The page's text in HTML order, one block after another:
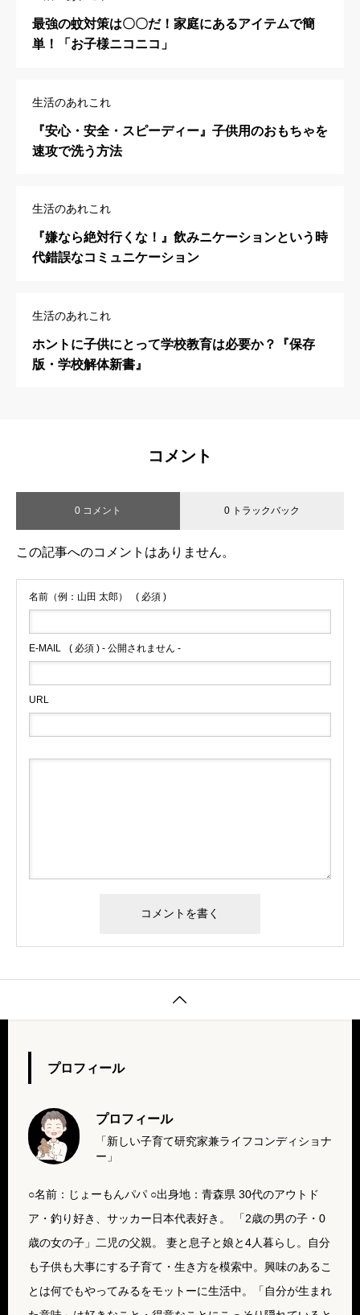
最強の蚊対策は〇〇だ！家庭にあるアイテムで簡
単！「お子様ニコニコ」
生活のあれこれ
『安心・安全・スピーディー』子供用のおもちゃを
速攻で洗う方法
生活のあれこれ
『嫌なら絶対行くな！』飲みニケーションという時
代錯誤なコミュニケーション
生活のあれこれ
ホントに子供にとって学校教育は必要か？『保存
版・学校解体新書』
コメント
0 コメント 0 トラックバック
この記事へのコメントはありません。
名前（例：山田 太郎） ( 必須 )
E-MAIL ( 必須 ) - 公開されません -
URL

プロフィール
プロフィール
「新しい子育て研究家兼ライフコンディショナ
ー」
○名前：じょーもんパパ ○出身地：青森県 30代のアウトド
ア・釣り好き、サッカー日本代表好き。 「2歳の男の子・0
歳の女の子」二児の父親。 妻と息子と娘と4人暮らし。自分
も子供も大事にする子育て・生き方を模索中。興味のあるこ
とは何でもやってみるをモットーに生活中。「自分が生まれ